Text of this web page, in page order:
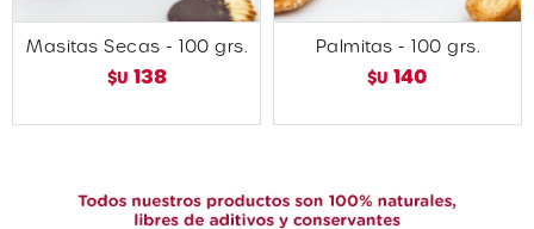
Masitas Secas - 100 grs.
$U 138
Palmitas - 100 grs.
$U 140